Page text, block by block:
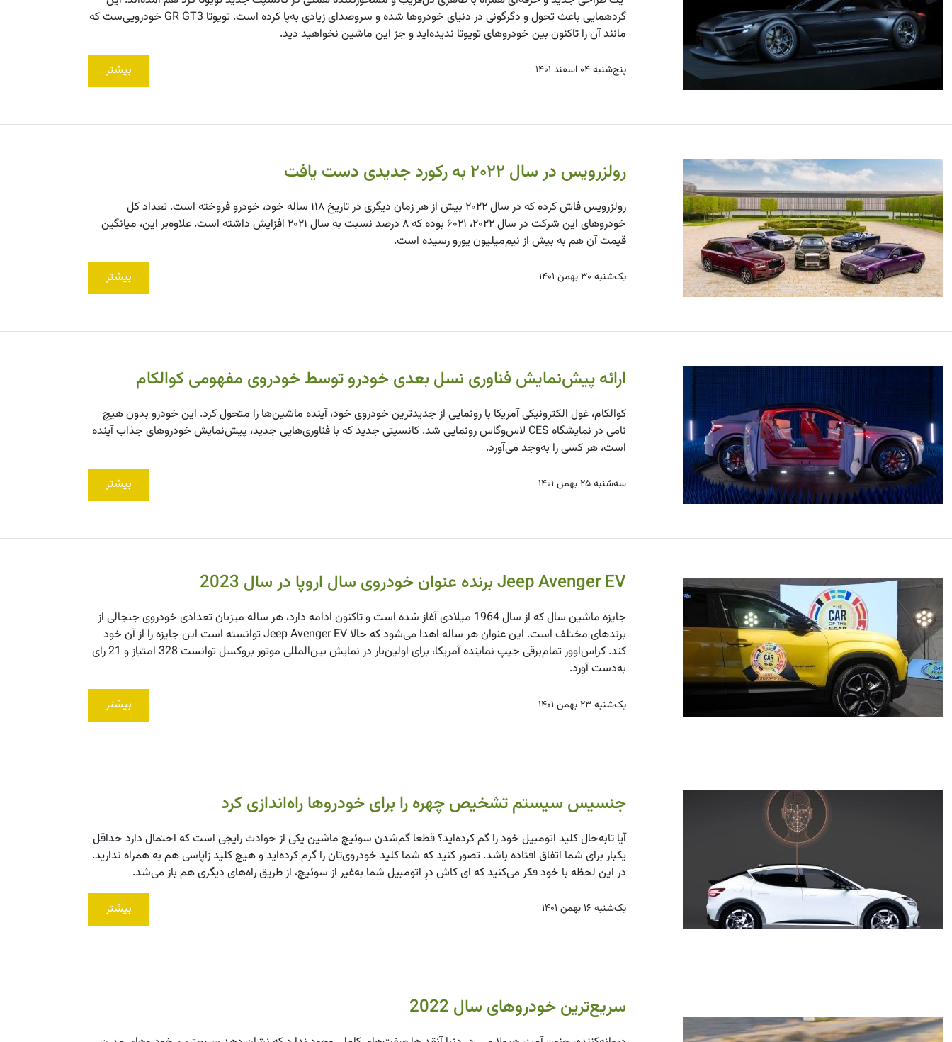
گردهمایی باعث تحول و دگرگونی در دنیای خودروها شده و سروصدای زیادی به‌پا کرده است. تویوتا GR GT3 خودرویی‌ست که
مانند آن را تاکنون بین خودروهای تویوتا ندیده‌اید و جز این ماشین نخواهید دید.
پنج‌شنبه ۰۴ اسفند ۱۴۰۱ بیشتر
رولزرویس در سال ۲۰۲۲ به رکورد جدیدی دست یافت
رولزرویس فاش کرده که در سال ۲۰۲۲ بیش از هر زمان دیگری در تاریخ ۱۱۸ ساله خود، خودرو فروخته است. تعداد کل
خودروهای این شرکت در سال ۲۰۲۲، ۶۰۲۱ بوده که ۸ درصد نسبت به سال ۲۰۲۱ افزایش داشته است. علاوه‌بر این، میانگین
قیمت آن هم به بیش از نیم‌میلیون یورو رسیده است.
یک‌شنبه ۳۰ بهمن ۱۴۰۱ بیشتر
ارائه پیش‌نمایش فناوری نسل بعدی خودرو توسط خودروی مفهومی کوالکام
کوالکام، غول الکترونیکی آمریکا با رونمایی از جدیدترین خودروی خود، آینده ماشین‌ها را متحول کرد. این خودرو بدون هیچ
نامی در نمایشگاه CES لاس‌وگاس رونمایی شد. کانسپتی جدید که با فناوری‌هایی جدید، پیش‌نمایش خودروهای جذاب آینده
است، هر کسی را به‌وجد می‌آورد.
سه‌شنبه ۲۵ بهمن ۱۴۰۱ بیشتر
Jeep Avenger EV برنده عنوان خودروی سال اروپا در سال 2023
جایزه ماشین سال که از سال 1964 میلادی آغاز شده است و تاکنون ادامه دارد، هر ساله میزبان تعدادی خودروی جنجالی از
برندهای مختلف است. این عنوان هر ساله اهدا می‌شود که حالا Jeep Avenger EV توانسته است این جایزه را از آن خود
کند. کراس‌اوور تمام‌برقی جیپ نماینده آمریکا، برای اولین‌بار در نمایش بین‌المللی موتور بروکسل توانست 328 امتیاز و 21 رای
به‌دست آورد.
یک‌شنبه ۲۳ بهمن ۱۴۰۱ بیشتر
جنسیس سیستم تشخیص چهره را برای خودروها راه‌اندازی کرد
آیا تا‌به‌حال کلید اتومبیل خود را گم کرده‌اید؟ قطعا گم‌شدن سوئیچ ماشین یکی از حوادث رایجی است که احتمال دارد حداقل
یکبار برای شما اتفاق افتاده باشد. تصور کنید که شما کلید خودروی‌تان را گرم کرده‌اید و هیچ کلید زاپاسی هم به همراه ندارید.
در این لحظه با خود فکر می‌کنید که ای کاش درِ اتومبیل شما به‌غیر از سوئیچ، از طریق راه‌های دیگری هم باز می‌شد.
یک‌شنبه ۱۶ بهمن ۱۴۰۱ بیشتر
سریع‌ترین خودروهای سال 2022